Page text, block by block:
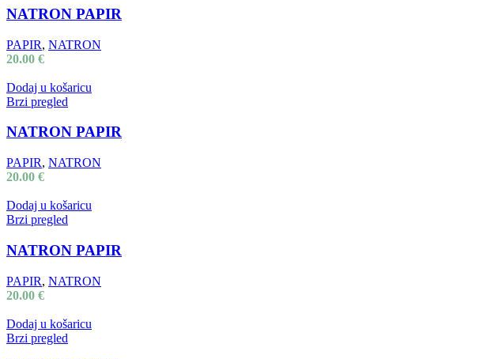
NATRON PAPIR
PAPIR, NATRON
20.00 €
Dodaj u košaricu
Brzi pregled
NATRON PAPIR
PAPIR, NATRON
20.00 €
Dodaj u košaricu
Brzi pregled
NATRON PAPIR
PAPIR, NATRON
20.00 €
Dodaj u košaricu
Brzi pregled